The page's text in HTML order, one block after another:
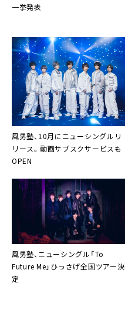
一挙発表
風男塾、10月にニューシングルリ
リース。動画サブスクサービスも
OPEN
風男塾、ニューシングル「To
Future Me」ひっさげ全国ツアー決
定